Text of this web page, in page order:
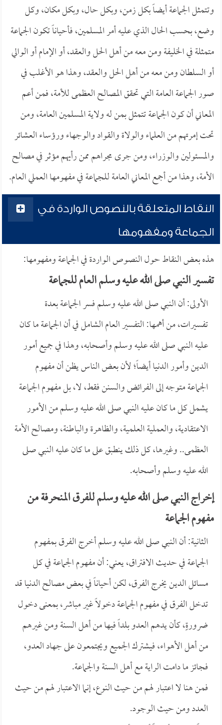
وتتمثل الجماعة أيضاً بكل زمن، وبكل حال، وبكل مكان، وكل
وضع، بحسب الحال الذي عليه أمر المسلمين، فأحياناً تكون الجماعة
متمثلة في الخليفة ومن معه من أهل الحل والعقد، أو الإمام أو الوالي
أو السلطان ومن معه من أهل الحل والعقد، وهذا هو الأغلب في
صور الجماعة العامة التي تحقق المصالح العظمى للأمة، فمن أعم
المعاني أن كون الجماعة تتمثل بمن له ولاية المسلمين العامة، ومن
تحت إمرتهم من العلماء والولاة والقواد والوجهاء ورؤساء العشائر
والمسئولين والوزراء، ومن جرى مجراهم ممن رأيهم مؤثر في مصالح
الأمة، وهذا من أجمع المعاني العامة للجماعة في مفهومها العملي العام.
النقاط المتعلقة بالنصوص الواردة في
الجماعة ومفهومها
هذه بعض النقاط حول النصوص الواردة في الجماعة ومفهومها:
تفسير النبي صلى الله عليه وسلم العام للجماعة
الأولى: أن النبي صلى الله عليه وسلم فسر الجماعة بعدة
تفسيرات، من أهمها: التفسير العام الشامل في أن الجماعة ما كان
عليه النبي صلى الله عليه وسلم وأصحابه، وهذا في جميع أمور
الدين وأمور الدنيا أيضاً؛ لأن بعض الناس يظن أن مفهوم
الجماعة متوجه إلى الفرائض والسنن فقط، لا، بل مفهوم الجماعة
يشمل كل ما كان عليه النبي صلى الله عليه وسلم من الأمور
الاعتقادية، والعملية العلمية، والظاهرة والباطنة، ومصالح الأمة
العظمى.. وغيرها، كل ذلك ينطبق على ما كان عليه النبي صلى
الله عليه وسلم وأصحابه.
إخراج النبي صلى الله عليه وسلم للفرق المنحرفة من
مفهوم الجماعة
الثانية: أن النبي صلى الله عليه وسلم أخرج الفرق بمفهوم
الجماعة في حديث الافتراق، يعني: أن مفهوم الجماعة في كل
مسائل الدين يخرج الفرق، لكن أحياناً في بعض مصالح الدنيا قد
تدخل الفرق في مفهوم الجماعة دخولاً غير مباشر، بمعنى دخول
ضرورةٍ، كأن يدهم العدو بلداً فيها من أهل السنة ومن غيرهم
من أهل الأهواء، فيشترك الجميع ويجتمعون على جهاد العدو،
فجائز ما دامت الراية مع أهل السنة والجماعة.
فمن هنا لا اعتبار لهم من حيث النوع، إنما الاعتبار لهم من حيث
العدد ومن حيث الوجود.